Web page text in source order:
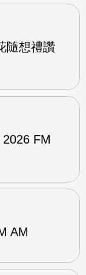
隨想禮讚
FM
AM